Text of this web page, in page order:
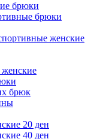
брюки
брюки
женские
брюк
20 ден
40 ден